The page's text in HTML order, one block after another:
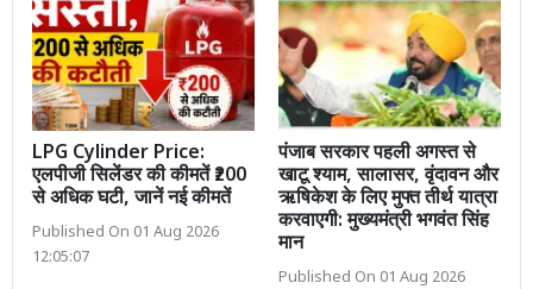
LPG Cylinder Price:
एलपीजी सिलेंडर की कीमतें ₹200
से अधिक घटी, जानें नई कीमतें
Published On 01 Aug 2026
12:05:07
पंजाब सरकार पहली अगस्त से
खाटू श्याम, सालासर, वृंदावन और
ऋषिकेश के लिए मुफ्त तीर्थ यात्रा
करवाएगी: मुख्यमंत्री भगवंत सिंह
मान
Published On 01 Aug 2026